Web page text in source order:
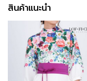
สินค้าแนะนำ